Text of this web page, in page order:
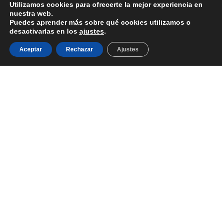
Nosotros
Envíos y Devoluciones
Golosinas
Conservas de
Pescado
Aceitunas
Utilizamos cookies para ofrecerte la mejor experiencia en
nuestra web.
Puedes aprender más sobre qué cookies utilizamos o
desactivarlas en los ajustes.
Aceptar Rechazar Ajustes